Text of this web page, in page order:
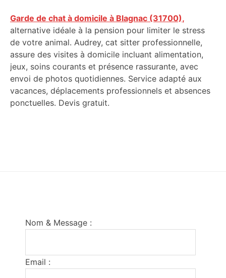
Garde de chat à domicile à Blagnac (31700),
alternative idéale à la pension pour limiter le stress
de votre animal. Audrey, cat sitter professionnelle,
assure des visites à domicile incluant alimentation,
jeux, soins courants et présence rassurante, avec
envoi de photos quotidiennes. Service adapté aux
vacances, déplacements professionnels et absences
ponctuelles. Devis gratuit.
Nom & Message :
Email :